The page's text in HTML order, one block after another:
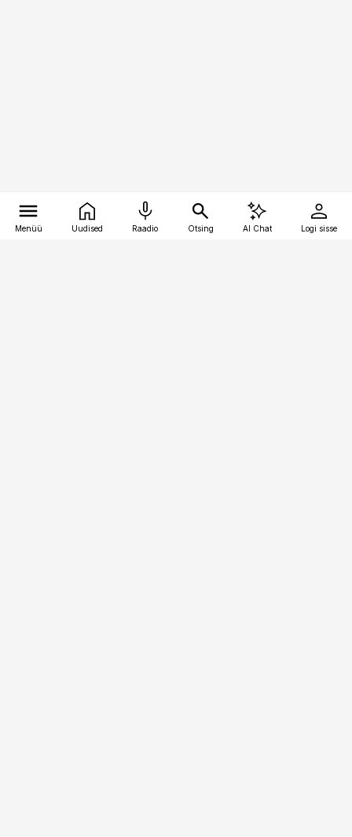
Menüü Uudised Raadio Otsing AI Chat Logi sisse